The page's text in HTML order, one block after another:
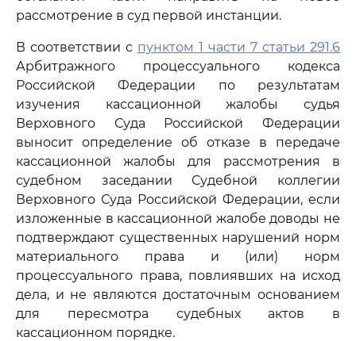
рассмотрение в суд первой инстанции.
В соответствии с пунктом 1 части 7 статьи 291.6
Арбитражного процессуального кодекса
Российской Федерации по результатам
изучения кассационной жалобы судья
Верховного Суда Российской Федерации
выносит определение об отказе в передаче
кассационной жалобы для рассмотрения в
судебном заседании Судебной коллегии
Верховного Суда Российской Федерации, если
изложенные в кассационной жалобе доводы не
подтверждают существенных нарушений норм
материального права и (или) норм
процессуального права, повлиявших на исход
дела, и не являются достаточным основанием
для пересмотра судебных актов в
кассационном порядке.